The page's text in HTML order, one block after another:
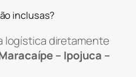
inclusas?
logística diretamente
– Ipojuca –